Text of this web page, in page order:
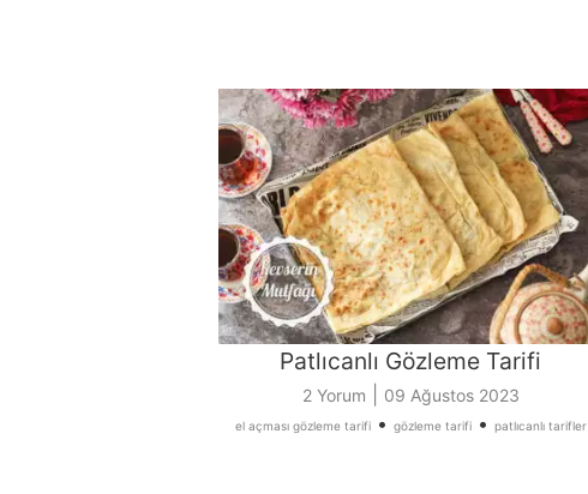
Patlıcanlı Gözleme Tarifi
2 Yorum 09 Ağustos 2023
el açması gözleme tarifi• gözleme tarifi• patlıcanlı tarifler